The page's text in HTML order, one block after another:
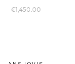
€1,450.00